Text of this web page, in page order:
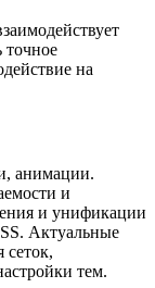
точное
на
анимации.
и
и унификации
Актуальные
сеток,
тем.